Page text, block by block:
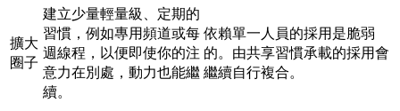
擴大
圈子
建立少量輕量級、定期的
習慣，例如專用頻道或每
週線程，以便即使你的注
意力在別處，動力也能繼
續。
依賴單一人員的採用是脆弱
的。由共享習慣承載的採用會
繼續自行複合。